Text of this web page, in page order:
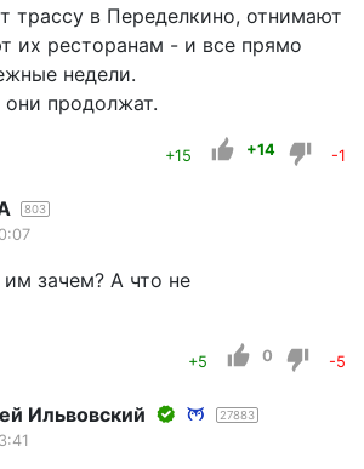
трассу в Переделкино, отнимают
их ресторанам - и все прямо
недели.
продолжат.
+15 +14 -1
803
зачем? А что не
+5 0 -5
Ильвовский 27883